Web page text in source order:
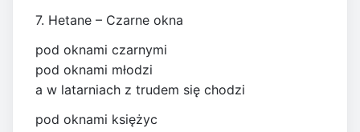
7. Hetane – Czarne okna
pod oknami czarnymi
pod oknami młodzi
a w latarniach z trudem się chodzi
pod oknami księżyc